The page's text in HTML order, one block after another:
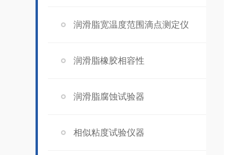
润滑脂宽温度范围滴点测定仪
润滑脂橡胶相容性
润滑脂腐蚀试验器
相似粘度试验仪器